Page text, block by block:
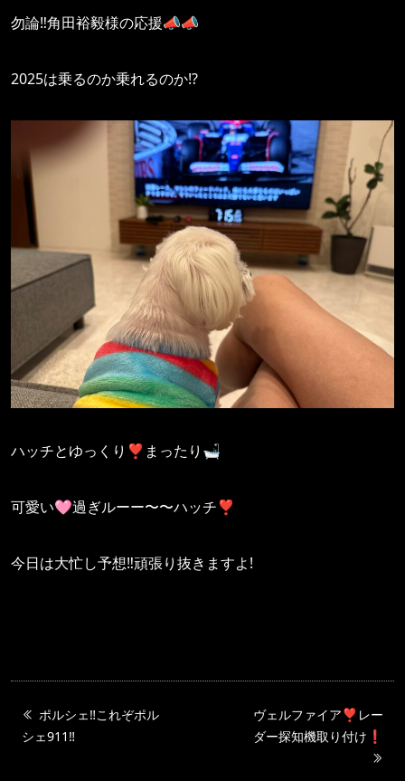
勿論‼️角田裕毅様の応援📣📣
2025は乗るのか乗れるのか⁉️
ハッチとゆっくり❣️まったり🛁
可愛い🩷過ぎルーー〜〜ハッチ❣️
今日は大忙し予想‼️頑張り抜きますよ!
ポルシェ‼️これぞポル
シェ911‼️
ヴェルファイア❣️レー
ダー探知機取り付け❗️